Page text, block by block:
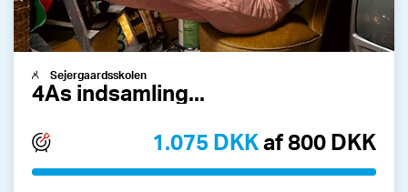
Sejergaardsskolen
4As indsamling...
1.075 DKKaf 800 DKK